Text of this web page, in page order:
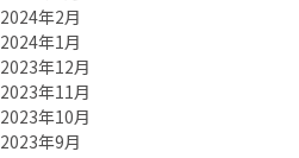
2024年2月
2024年1月
2023年12月
2023年11月
2023年10月
2023年9月